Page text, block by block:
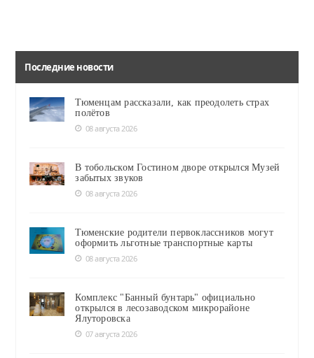
Последние новости
Тюменцам рассказали, как преодолеть страх
полётов
08 августа 2026
В тобольском Гостином дворе открылся Музей
забытых звуков
08 августа 2026
Тюменские родители первоклассников могут
оформить льготные транспортные карты
08 августа 2026
Комплекс "Банный бунтарь" официально
открылся в лесозаводском микрорайоне
Ялуторовска
07 августа 2026